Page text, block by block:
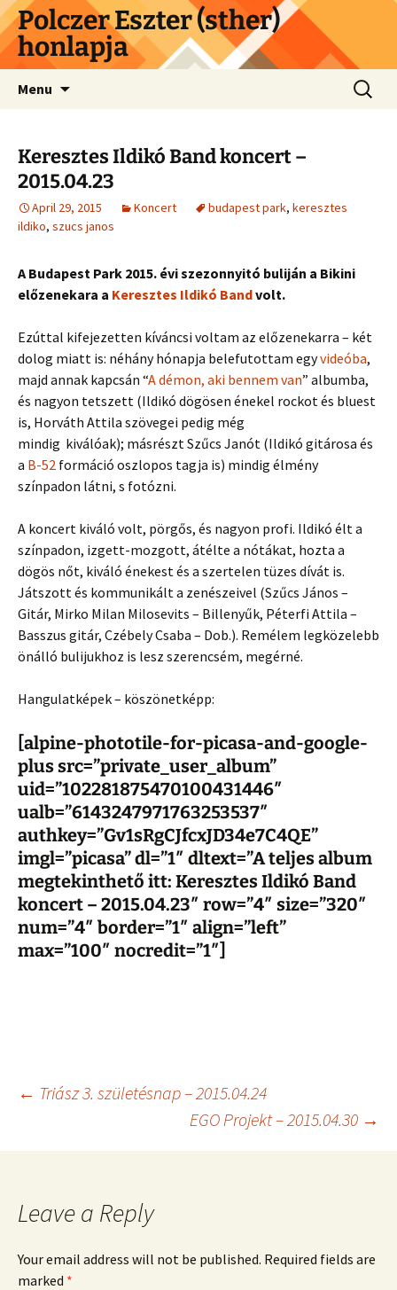
Skip
to
content
Polczer Eszter (sther)
honlapja
Menu
Search
for:
Keresztes Ildikó Band koncert –
2015.04.23
April 29, 2015 Koncert budapest park, keresztes
ildiko, szucs janos
A Budapest Park 2015. évi szezonnyitó buliján a Bikini
előzenekara a Keresztes Ildikó Bandvolt.
Ezúttal kifejezetten kíváncsi voltam az előzenekarra – két
dolog miatt is: néhány hónapja belefutottam egyvideóba,
majd annak kapcsán “A démon, aki bennem van” albumba,
és nagyon tetszett (Ildikó dögösen énekel rockot és bluest
is, Horváth Attila szövegei pedig még
mindig kiválóak); másrészt Szűcs Janót (Ildikó gitárosa és
a B-52 formáció oszlopos tagja is) mindig élmény
színpadon látni, s fotózni.
A koncert kiváló volt, pörgős, és nagyon profi. Ildikó élt a
színpadon, izgett-mozgott, átélte a nótákat, hozta a
dögös nőt, kiváló énekest és a szertelen tüzes dívát is.
Játszott és kommunikált a zenészeivel (Szűcs János –
Gitár, Mirko Milan Milosevits – Billenyűk, Péterfi Attila –
Basszus gitár, Czébely Csaba – Dob.). Remélem legközelebb
önálló bulijukhoz is lesz szerencsém, megérné.
Hangulatképek – köszönetképp:
[alpine-phototile-for-picasa-and-google-
plus src=”private_user_album”
uid=”102281875470100431446″
ualb=”6143247971763253537″
authkey=”Gv1sRgCJfcxJD34e7C4QE”
imgl=”picasa” dl=”1″ dltext=”A teljes album
megtekinthető itt: Keresztes Ildikó Band
koncert – 2015.04.23″ row=”4″ size=”320″
num=”4″ border=”1″ align=”left”
max=”100″ nocredit=”1″]
Post
navigation
← Triász 3. születésnap – 2015.04.24
EGO Projekt – 2015.04.30 →
Leave a Reply
Your email address will not be published. Required fields are
marked *